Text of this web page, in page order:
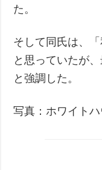
た。
そして同氏は、
と思っていたが
と強調した。
写真：ホワイトハ